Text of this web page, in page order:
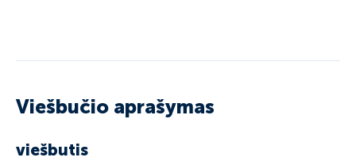
Viešbučio aprašymas
viešbutis